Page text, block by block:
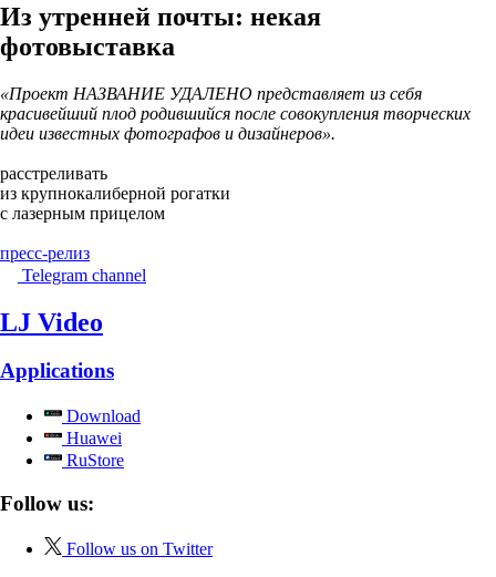
Из утренней почты: некая
фотовыставка
«Проект НАЗВАНИЕ УДАЛЕНО представляет из себя
красивейший плод родившийся после совокупления творческих
идеи известных фотографов и дизайнеров».
расстреливать
из крупнокалиберной рогатки
с лазерным прицелом
пресс-релиз
Telegram channel
LJ Video
Applications
Download
Huawei
RuStore
Follow us:
Follow us on Twitter